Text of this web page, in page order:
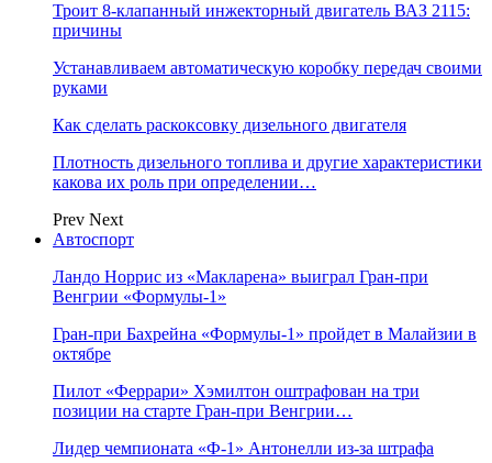
Троит 8-клапанный инжекторный двигатель ВАЗ 2115:
причины
Устанавливаем автоматическую коробку передач своими
руками
Как сделать раскоксовку дизельного двигателя
Плотность дизельного топлива и другие характеристики
какова их роль при определении…
Prev Next
Автоспорт
Ландо Норрис из «Макларена» выиграл Гран‑при
Венгрии «Формулы‑1»
Гран‑при Бахрейна «Формулы‑1» пройдет в Малайзии в
октябре
Пилот «Феррари» Хэмилтон оштрафован на три
позиции на старте Гран‑при Венгрии…
Лидер чемпионата «Ф‑1» Антонелли из‑за штрафа